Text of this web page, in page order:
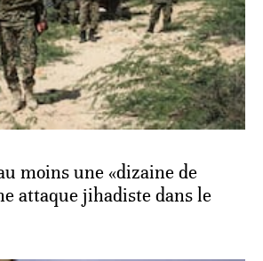
moins une «dizaine de
attaque jihadiste dans le